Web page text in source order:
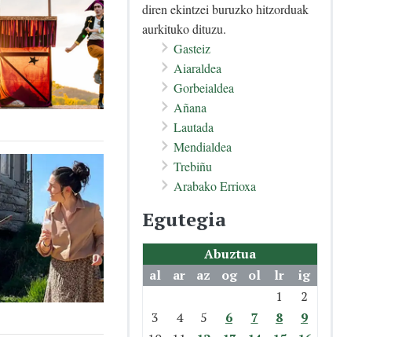
diren ekintzei buruzko hitzorduak
aurkituko dituzu.
Gasteiz
Aiaraldea
Gorbeialdea
Añana
Lautada
Mendialdea
Trebiñu
Arabako Errioxa
Egutegia
Abuztua
al
ar az og ol lr
ig
1
2
3
4 5 6 7 8
9